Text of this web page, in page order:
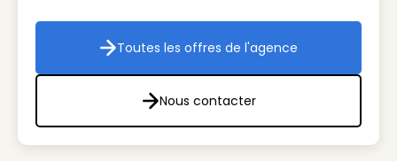
Toutes les offres de l'agence
Toutes les offres de l'agence
Nous contacter
Nous contacter